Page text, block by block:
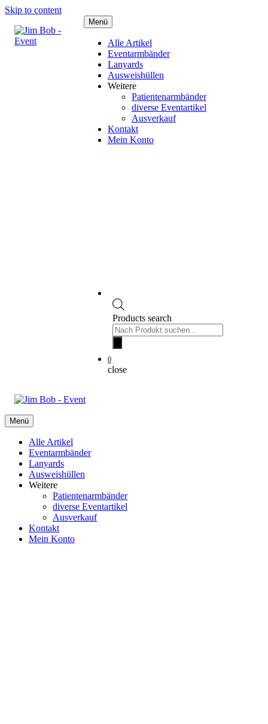
Skip to content
Menü
Alle Artikel
Eventarmbänder
Lanyards
Ausweishüllen
Weitere
Patientenarmbänder
diverse Eventartikel
Ausverkauf
Kontakt
Mein Konto
Products search
0
close
Menü
Alle Artikel
Eventarmbänder
Lanyards
Ausweishüllen
Weitere
Patientenarmbänder
diverse Eventartikel
Ausverkauf
Kontakt
Mein Konto